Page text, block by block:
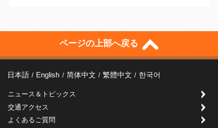
ページの上部へ戻る
日本語 English 简体中文 繁體中文 한국어
ニュース＆トピックス
交通アクセス
よくあるご質問